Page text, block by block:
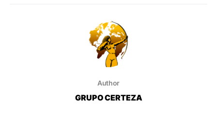
Author
GRUPO CERTEZA